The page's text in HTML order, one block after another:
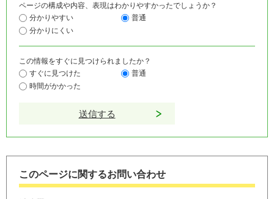
ページの構成や内容、表現はわかりやすかったでしょうか？
分かりやすい
普通
分かりにくい
この情報をすぐに見つけられましたか？
すぐに見つけた
普通
時間がかかった
このページに関するお問い合わせ